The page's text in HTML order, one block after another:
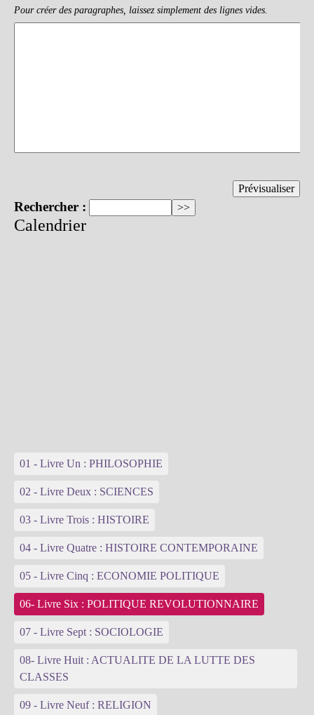
Pour créer des paragraphes, laissez simplement des lignes vides.
Rechercher :
Calendrier
01 - Livre Un : PHILOSOPHIE
02 - Livre Deux : SCIENCES
03 - Livre Trois : HISTOIRE
04 - Livre Quatre : HISTOIRE CONTEMPORAINE
05 - Livre Cinq : ECONOMIE POLITIQUE
06- Livre Six : POLITIQUE REVOLUTIONNAIRE
07 - Livre Sept : SOCIOLOGIE
08- Livre Huit : ACTUALITE DE LA LUTTE DES
CLASSES
09 - Livre Neuf : RELIGION